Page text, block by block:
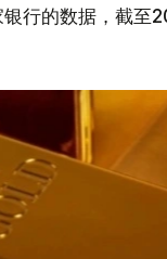
银行的数据，截至